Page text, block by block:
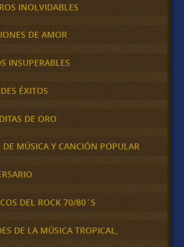
INOLVIDABLES
DE AMOR
INSUPERABLES
ÉXITOS
DE ORO
MÚSICA Y CANCIÓN POPULAR
DEL ROCK 70/80´S
DE LA MÚSICA TROPICAL,